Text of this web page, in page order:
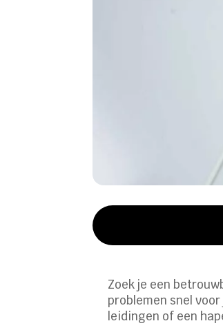
Zoek je een
problemen snel
leidingen of een